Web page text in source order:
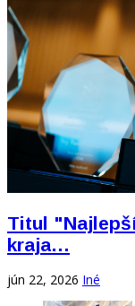
Titul
kraja…
jún 22, 2026 Iné